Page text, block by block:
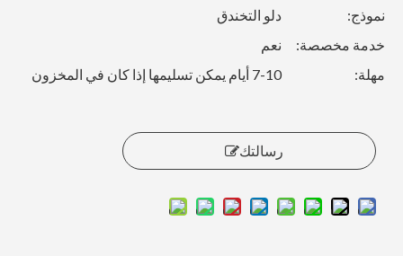
نموذج:
دلو التخندق
خدمة مخصصة:
نعم
مهلة:
7-10 أيام يمكن تسليمها إذا كان في المخزون
رسالتك